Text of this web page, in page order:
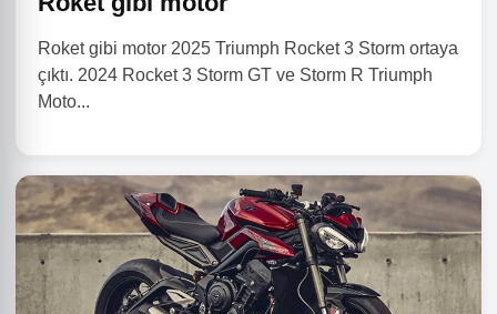
Roket gibi motor 2025 Triumph Rocket 3 Storm ortaya
çıktı. 2024 Rocket 3 Storm GT ve Storm R Triumph
Moto...